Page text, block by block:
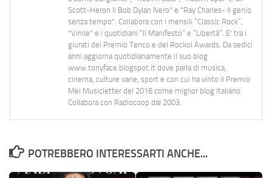
Scott-Heron Il Bob Dylan Nero" e "Ray Charles- Il genio
senza tempo". Collabora con i mensili “Classic Rock”,
"Vinile" e i quotidiani “Il Manifesto” e “Libertà”. E' tra i
giurati del Premio Tenco e del Rockol Awards. Da sedici
anni aggiorna quotidianamente il suo blog
www.tonyface.blogspot.it dove parla di musica,
cinema, culture varie, sport e con cui ha vinto il Premio
Mei Musicletter del 2016 come miglior blog italiano.
Collabora con Radiocoop dal 2003.
POTREBBERO INTERESSARTI ANCHE...